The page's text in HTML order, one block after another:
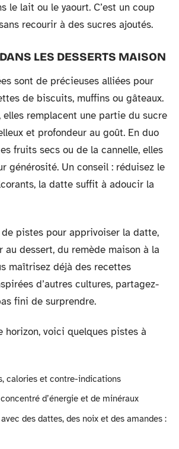
le lait ou le yaourt. C’est un coup
recourir à des sucres ajoutés.
LES DESSERTS MAISON
sont de précieuses alliées pour
de biscuits, muffins ou gâteaux.
elles remplacent une partie du sucre
et profondeur au goût. En duo
fruits secs ou de la cannelle, elles
générosité. Un conseil : réduisez le
la datte suffit à adoucir la
pistes pour apprivoiser la datte,
dessert, du remède maison à la
maîtrisez déjà des recettes
d’autres cultures, partagez-
fini de surprendre.
horizon, voici quelques pistes à
calories et contre-indications
d’énergie et de minéraux
des dattes, des noix et des amandes :